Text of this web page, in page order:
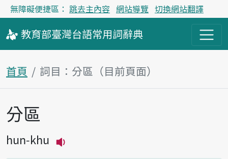
無障礙便捷區： 跳去主內容 網站導覽 切換網站翻譯
教育部臺灣台語常用詞辭典
首頁 詞目：分區（目前頁面）
主內容區塊
分區
hun-khu